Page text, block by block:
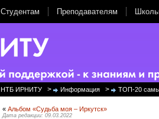
Студентам Преподавателям
НТБ ИРНИТУ > Информация > ТОП-20
« Альбом «Судьба моя – Иркутск»
Дата редакции: 09.03.2022